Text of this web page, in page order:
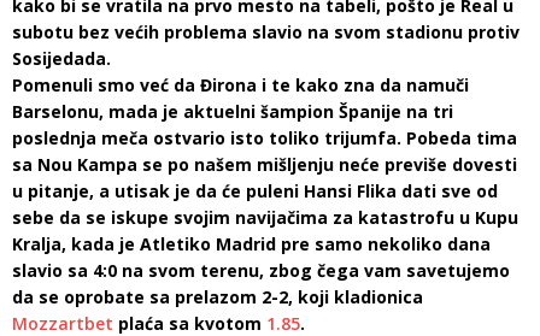
kako bi se vratila na prvo mesto na tabeli, pošto je Real u
subotu bez većih problema slavio na svom stadionu protiv
Sosijedada.
Pomenuli smo već da Đirona i te kako zna da namuči
Barselonu, mada je aktuelni šampion Španije na tri
poslednja meča ostvario isto toliko trijumfa. Pobeda tima
sa Nou Kampa se po našem mišljenju neće previše dovesti
u pitanje, a utisak je da će puleni Hansi Flika dati sve od
sebe da se iskupe svojim navijačima za katastrofu u Kupu
Kralja, kada je Atletiko Madrid pre samo nekoliko dana
slavio sa 4:0 na svom terenu, zbog čega vam savetujemo
da se oprobate sa prelazom 2-2, koji kladionica
Mozzartbet plaća sa kvotom 1.85.